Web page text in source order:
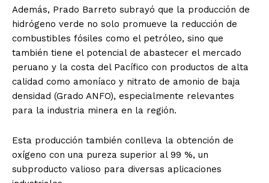
Además, Prado Barreto subrayó que la producción de
hidrógeno verde no solo promueve la reducción de
combustibles fósiles como el petróleo, sino que
también tiene el potencial de abastecer el mercado
peruano y la costa del Pacífico con productos de alta
calidad como amoníaco y nitrato de amonio de baja
densidad (Grado ANFO), especialmente relevantes
para la industria minera en la región.
Esta producción también conlleva la obtención de
oxígeno con una pureza superior al 99 %, un
subproducto valioso para diversas aplicaciones